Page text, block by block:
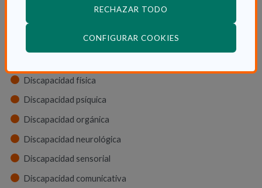
RECHAZAR TODO
CONFIGURAR COOKIES
Tipos de discapacidad
Discapacidad física
Discapacidad psíquica
Discapacidad orgánica
Discapacidad neurológica
Discapacidad sensorial
Discapacidad comunicativa